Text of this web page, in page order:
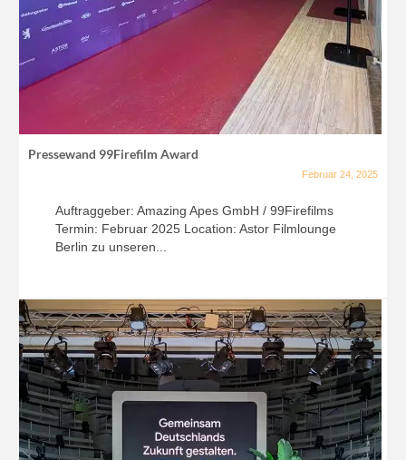
Pressewand 99Firefilm Award
Februar 24, 2025
Auftraggeber: Amazing Apes GmbH / 99Firefilms
Termin: Februar 2025 Location: Astor Filmlounge
Berlin zu unseren...